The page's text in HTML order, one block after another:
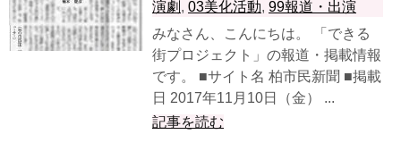
演劇 , 03美化活動, 99報道・出演
みなさん、こんにちは。 「できる
街プロジェクト」の報道・掲載情報
です。 ■サイト名 柏市民新聞 ■掲載
日 2017年11月10日（金） ...
記事を読む